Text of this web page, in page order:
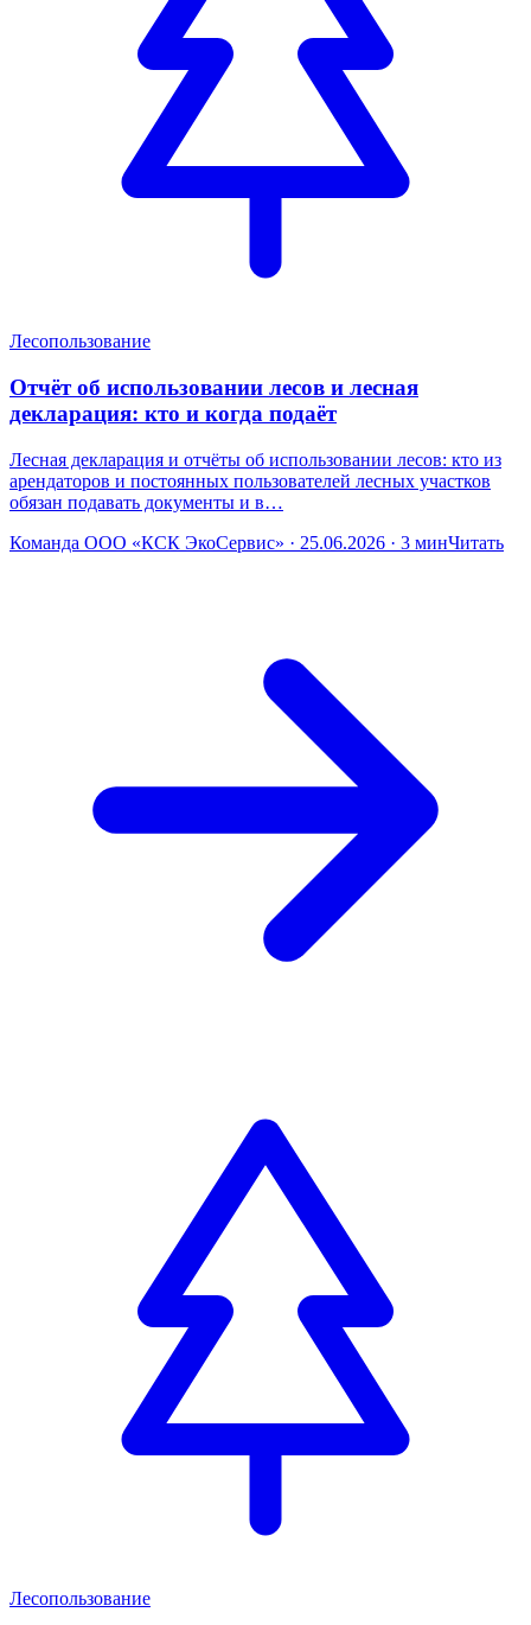
Лесопользование
Отчёт об использовании лесов и лесная
декларация: кто и когда подаёт
Лесная декларация и отчёты об использовании лесов: кто из
арендаторов и постоянных пользователей лесных участков
обязан подавать документы и в…
Команда ООО «КСК ЭкоСервис» · 25.06.2026 · 3 минЧитать
Лесопользование